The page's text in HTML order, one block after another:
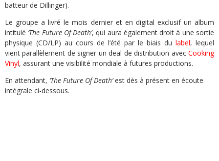
batteur de Dillinger).
Le groupe a livré le mois dernier et en digital exclusif un album
intitulé ‘The Future Of Death’, qui aura également droit à une sortie
physique (CD/LP) au cours de l’été par le biais du label, lequel
vient parallèlement de signer un deal de distribution avec Cooking
Vinyl, assurant une visibilité mondiale à futures productions.
En attendant, ‘The Future Of Death’est dès à présent en écoute
intégrale ci-dessous.